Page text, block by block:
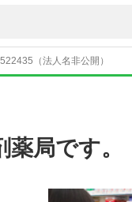
（法人名非公開）
局です。